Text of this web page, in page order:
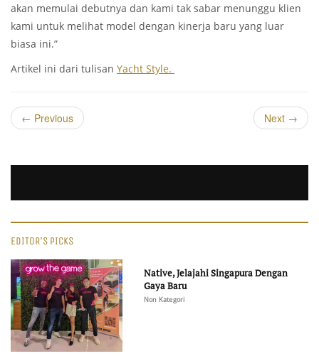
akan memulai debutnya dan kami tak sabar menunggu klien
kami untuk melihat model dengan kinerja baru yang luar
biasa ini.”
Artikel ini dari tulisan Yacht Style.
← Previous Next →
EDITOR'S PICKS
Native, Jelajahi Singapura Dengan
Gaya Baru
Non Kategori